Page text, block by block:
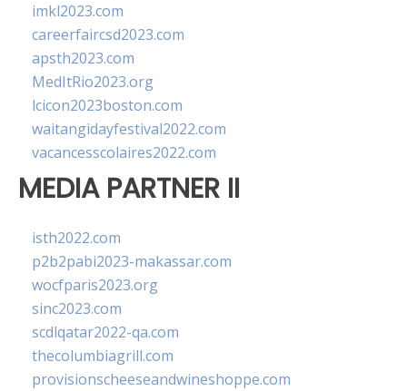
imkl2023.com
careerfaircsd2023.com
apsth2023.com
MedItRio2023.org
lcicon2023boston.com
waitangidayfestival2022.com
vacancesscolaires2022.com
MEDIA PARTNER II
isth2022.com
p2b2pabi2023-makassar.com
wocfparis2023.org
sinc2023.com
scdlqatar2022-qa.com
thecolumbiagrill.com
provisionscheeseandwineshoppe.com